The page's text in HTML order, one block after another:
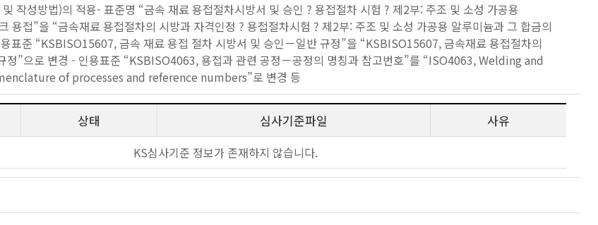
작성방법)의 적용- 표준명 “금속 재료 용접절차시방서 및 승인 ? 용접절차 시험 ? 제2부: 주조 및 소성 가공용
용접”을 “금속재료 용접절차의 시방과 자격인정 ? 용접절차시험 ? 제2부: 주조 및 소성 가공용 알루미늄과 그 합금의
표준 “KSBISO15607, 금속 재료 용접 절차 시방서 및 승인－일반 규정”을 “KSBISO15607, 금속재료 용접절차의
정”으로 변경 - 인용표준 “KSBISO4063, 용접과 관련 공정－공정의 명칭과 참고번호”를 “ISO4063, Welding and
of processes and reference numbers”로 변경 등
상태 심사기준파일 사유
KS심사기준 정보가 존재하지 않습니다.